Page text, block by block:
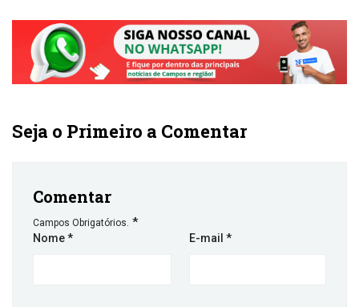
Seja o Primeiro a Comentar
Comentar
Campos Obrigatórios. *
Nome* E-mail *